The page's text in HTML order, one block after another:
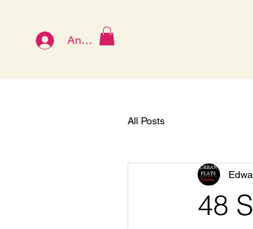
Anmelden
All Posts
48